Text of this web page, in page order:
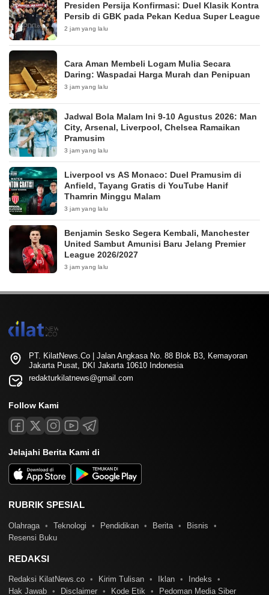
Presiden Persija Konfirmasi: Duel Klasik Kontra
Persib di GBK pada Pekan Kedua Super League
2 jam yang lalu
Cara Aman Membeli Logam Mulia Secara
Daring: Waspadai Harga Murah dan Penipuan
3 jam yang lalu
Jadwal Bola Malam Ini 9-10 Agustus 2026: Man
City, Arsenal, Liverpool, Chelsea Ramaikan
Pramusim
3 jam yang lalu
Liverpool vs AS Monaco: Duel Pramusim di
Anfield, Tayang Gratis di YouTube Hanif
Thamrin Minggu Malam
3 jam yang lalu
Benjamin Sesko Segera Kembali, Manchester
United Sambut Amunisi Baru Jelang Premier
League 2026/2027
3 jam yang lalu
PT. KilatNews.Co | Jalan Angkasa No. 88 Blok B3, Kemayoran
Jakarta Pusat, DKI Jakarta 10610 Indonesia
redakturkilatnews@gmail.com
Follow Kami
Jelajahi Berita Kami di
RUBRIK SPESIAL
Olahraga Teknologi Pendidikan Berita
Bisnis
Resensi Buku
REDAKSI
Redaksi KilatNews.co Kirim Tulisan Iklan
Indeks
Hak Jawab
Disclaimer Kode Etik Pedoman Media Siber